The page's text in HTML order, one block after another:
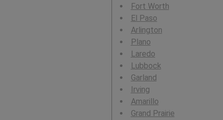
Fort Worth
El Paso
Arlington
Plano
Laredo
Lubbock
Garland
Irving
Amarillo
Grand Prairie